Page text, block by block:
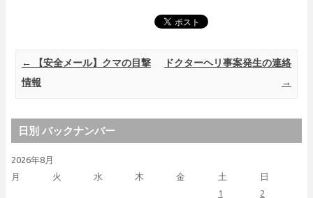
Post navigation
←
【安全メール】クマの目撃
情報
ドクターヘリ事案発生の連絡
→
日別 バックナンバー
2026年8月
月
火 水 木 金 土
日
1
2